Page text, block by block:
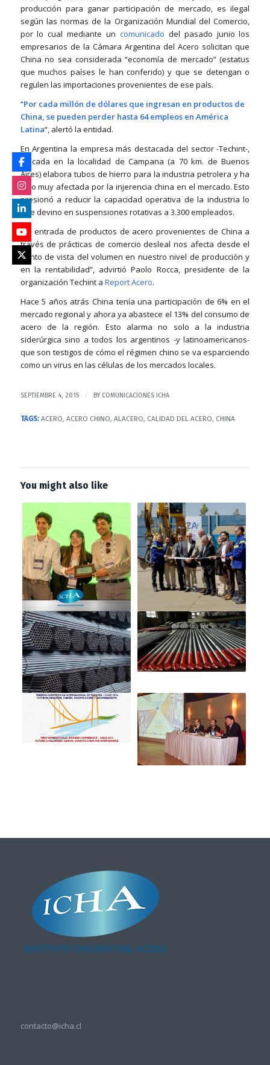
producción para ganar participación de mercado, es ilegal
según las normas de la Organización Mundial del Comercio,
por lo cual mediante un comunicado del pasado junio los
empresarios de la Cámara Argentina del Acero solicitan que
China no sea considerada “economía de mercado” (estatus
que muchos países le han conferido) y que se detengan o
regulen las importaciones provenientes de ese país.
“Por cada millón de dólares que ingresan en productos de
China, se pueden perder hasta 64 empleos en América
Latina“, alertó la entidad.
En Argentina la empresa más destacada del sector -Techint-,
ubicada en la localidad de Campana (a 70 km. de Buenos
Aires) elabora tubos de hierro para la industria petrolera y ha
sido muy afectada por la injerencia china en el mercado. Esto
presionó a reducir la capacidad operativa de la industria lo
que devino en suspensiones rotativas a 3.300 empleados.
“La entrada de productos de acero provenientes de China a
través de prácticas de comercio desleal nos afecta desde el
punto de vista del volumen en nuestro nivel de producción y
en la rentabilidad”, advirtió Paolo Rocca, presidente de la
organización Techint a Report Acero.
Hace 5 años atrás China tenía una participación de 6% en el
mercado regional y ahora ya abastece el 13% del consumo de
acero de la región. Esto alarma no solo a la industria
siderúrgica sino a todos los argentinos -y latinoamericanos-
que son testigos de cómo el régimen chino se va esparciendo
como un virus en las células de los mercados locales.
SEPTIEMBRE 4, 2015 / BY COMUNICACIONES ICHA
TAGS: ACERO, ACERO CHINO, ALACERO, CALIDAD DEL ACERO, CHINA
You might also like
contacto@icha.cl